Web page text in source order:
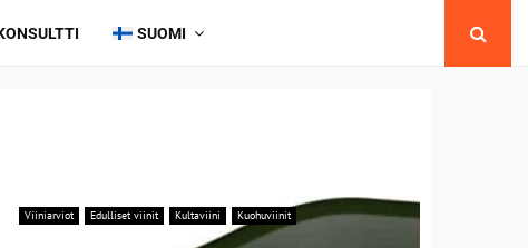
SUOMI
Viiniarviot Edulliset viinit Kultaviini Kuohuviinit